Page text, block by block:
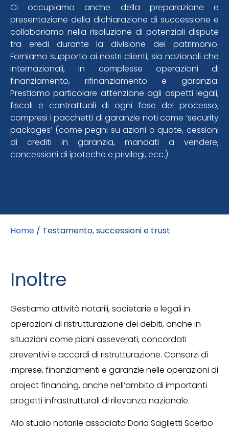
Ci occupiamo anche della preparazione e
presentazione della dichiarazione di successione e
collaboriamo nella risoluzione di potenziali dispute
tra eredi durante la divisione del patrimonio.
Forniamo supporto ai nostri clienti, sia nazionali che
internazionali, in complesse operazioni di
finanziamento, rifinanziamento e garanzia.
Prestiamo particolare attenzione agli aspetti legali,
fiscali e contrattuali di ogni fase del processo,
compresi i pacchetti di garanzie noti come ‘security
packages’ (come pegni su azioni o quote, cessioni
di crediti in garanzia, mandati a vendere,
concessioni di ipoteche e privilegi, ecc.).
Inoltre
Gestiamo attività notarili, societarie e legali in
operazioni di ristrutturazione dei debiti, anche in
situazioni come piani asseverati, concordati
preventivi e accordi di ristrutturazione. Consorzi di
imprese, finanziamenti e garanzie nelle operazioni di
project financing, anche nell’ambito di importanti
progetti infrastrutturali di rilevanza nazionale.
Allo studio notarile associato Doria Saglietti Scerbo
Home / Testamento, successioni e trust